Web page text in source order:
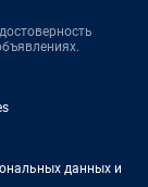
данных и